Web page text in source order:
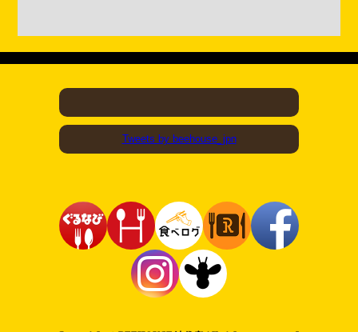
Tweets by beehouse_jpn